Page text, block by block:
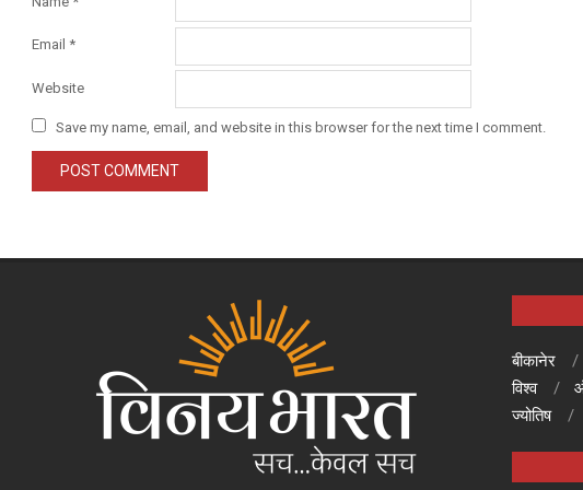
Email *
Website
Save my name, email, and website in this browser for the next time I comment.
बीकानेर
विश्व
ज्योतिष